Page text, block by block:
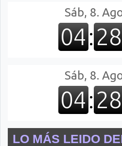
LO MÁS LEIDO